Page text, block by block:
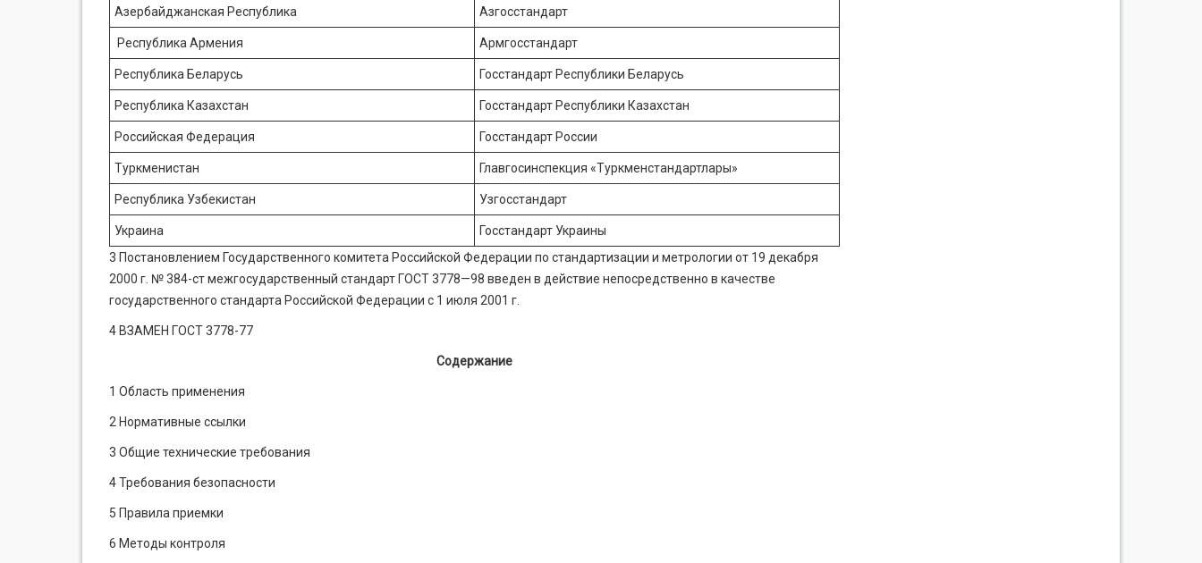
Азербайджанская Республика Азгосстандарт
Республика Армения Армгосстандарт
Республика Беларусь Госстандарт Республики Беларусь
Республика Казахстан Госстандарт Республики Казахстан
Российская Федерация Госстандарт России
Туркменистан Главгосинспекция «Туркменстандартлары»
Республика Узбекистан Узгосстандарт
Украина
Госстандарт Украины
3 Постановлением Государственного комитета Российской Федерации по стандартизации и метрологии от 19 декабря
2000 г. № 384-ст межгосударственный стандарт ГОСТ 3778—98 введен в действие непосредственно в качестве
государственного стандарта Российской Федерации с 1 июля 2001 г.
4 ВЗАМЕН ГОСТ 3778-77
Содержание
1 Область применения
2 Нормативные ссылки
3 Общие технические требования
4 Требования безопасности
5 Правила приемки
6 Методы контроля